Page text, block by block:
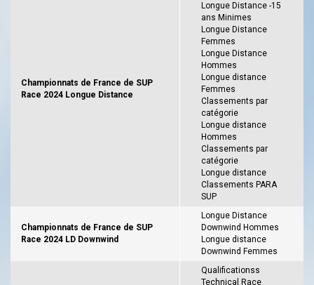
Championnats de France de SUP
Race 2024 Longue Distance
Longue Distance -15
ans Minimes
Longue Distance
Femmes
Longue Distance
Hommes
Longue distance
Femmes
Classements par
catégorie
Longue distance
Hommes
Classements par
catégorie
Longue distance
Classements PARA
SUP
Championnats de France de SUP
Race 2024 LD Downwind
Longue Distance
Downwind Hommes
Longue distance
Downwind Femmes
Qualificationss
Technical Race